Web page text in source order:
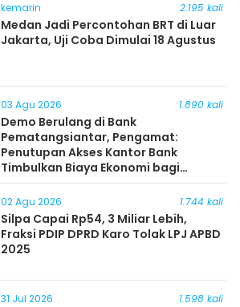
kemarin 2.195 kali
Medan Jadi Percontohan BRT di Luar
Jakarta, Uji Coba Dimulai 18 Agustus
03 Agu 2026 1.890 kali
Demo Berulang di Bank
Pematangsiantar, Pengamat:
Penutupan Akses Kantor Bank
Timbulkan Biaya Ekonomi bagi
Masyarakat
02 Agu 2026 1.744 kali
Silpa Capai Rp54, 3 Miliar Lebih,
Fraksi PDIP DPRD Karo Tolak LPJ APBD
2025
31 Jul 2026 1.598 kali